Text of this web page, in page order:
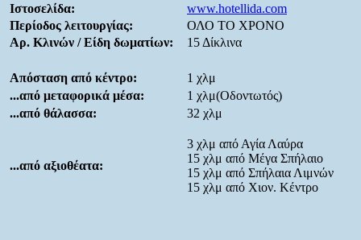
Ιστοσελίδα:
www.hotellida.com
Περίοδος λειτουργίας:
ΟΛΟ ΤΟ ΧΡΟΝΟ
Αρ. Κλινών / Είδη δωματίων:
15 Δίκλινα
Απόσταση από κέντρο:
1 χλμ
...από μεταφορικά μέσα:
1 χλμ(Οδοντωτός)
...από θάλασσα:
32 χλμ
...από αξιοθέατα:
3 χλμ από Αγία Λαύρα
15 χλμ από Μέγα Σπήλαιο
15 χλμ από Σπήλαια Λιμνών
15 χλμ από Χιον. Κέντρο